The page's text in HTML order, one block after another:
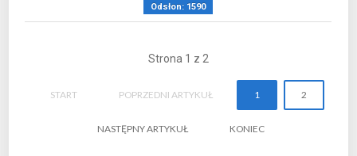
Odsłon: 1590
Strona 1 z 2
START POPRZEDNI ARTYKUŁ 1 2
NASTĘPNY ARTYKUŁ KONIEC